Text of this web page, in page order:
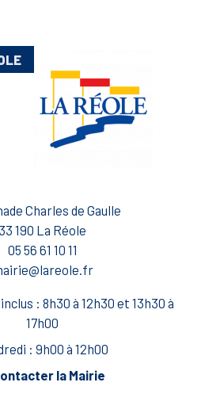
Charles de Gaulle
33 190 La Réole
05 56 61 10 11
: 8h30 à 12h30 et 13h30 à
17h00
: 9h00 à 12h00
la Mairie